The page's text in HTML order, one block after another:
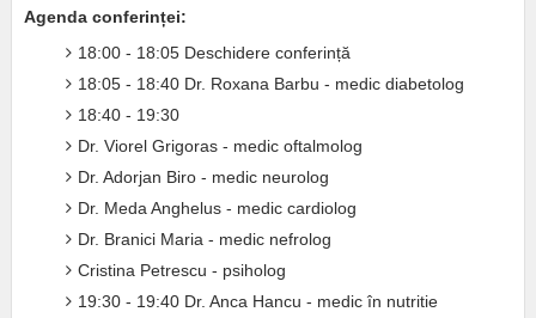
Agenda conferinței:
18:00 - 18:05 Deschidere conferință
18:05 - 18:40 Dr. Roxana Barbu - medic diabetolog
18:40 - 19:30
Dr. Viorel Grigoras - medic oftalmolog
Dr. Adorjan Biro - medic neurolog
Dr. Meda Anghelus - medic cardiolog
Dr. Branici Maria - medic nefrolog
Cristina Petrescu - psiholog
19:30 - 19:40 Dr. Anca Hancu - medic în nutritie